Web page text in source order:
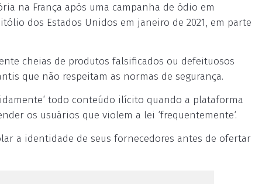
na França após uma campanha de ódio em
dos Estados Unidos em janeiro de 2021, em parte
cheias de produtos falsificados ou defeituosos
que não respeitam as normas de segurança.
todo conteúdo ilícito quando a plataforma
os usuários que violem a lei ‘frequentemente‘.
a identidade de seus fornecedores antes de ofertar